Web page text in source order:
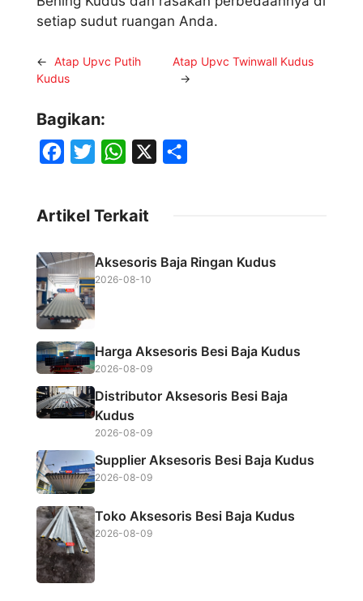
setiap sudut ruangan Anda.
← Atap Upvc Putih
Kudus
Atap Upvc Twinwall Kudus
→
Bagikan:
e
b
o
o
k
t
e
W
t
A
Artikel Terkait
Aksesoris Baja Ringan Kudus
2026-08-10
Harga Aksesoris Besi Baja Kudus
2026-08-09
Distributor Aksesoris Besi Baja
Kudus
2026-08-09
Supplier Aksesoris Besi Baja Kudus
2026-08-09
Toko Aksesoris Besi Baja Kudus
2026-08-09